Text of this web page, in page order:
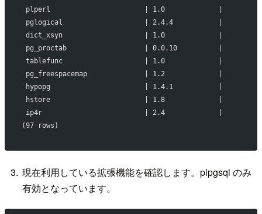
plperl                       | 1.0             |
pglogical                    | 2.4.4           |
dict_xsyn                    | 1.0             |                   |
pg_proctab                   | 0.0.10          |
tablefunc                    | 1.0             |
pg_freespacemap              | 1.2             |
hypopg                       | 1.4.1           |
hstore                       | 1.8             |
ip4r                         | 2.4             |
(97 rows)
現在利用している拡張機能を確認します。plpgsql のみ
有効となっています。